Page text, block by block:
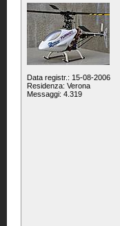
Data registr.: 15-08-2006
Residenza: Verona
Messaggi: 4.319